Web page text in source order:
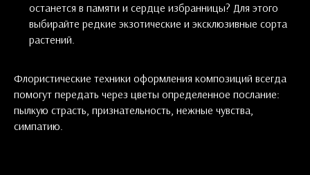
останется в памяти и сердце избранницы? Для этого
выбирайте редкие экзотические и эксклюзивные сорта
растений.
Флористические техники оформления композиций всегда
помогут передать через цветы определенное послание:
пылкую страсть, признательность, нежные чувства,
симпатию.